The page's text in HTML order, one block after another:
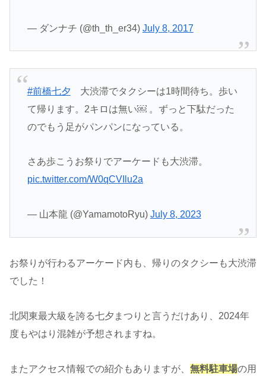
— ダンナチ (@th_th_er34) July 8, 2017
#前橋七夕 大渋滞でタクシーは1時間待ち。歩い
て帰ります。2キロは無い￼ 。ずっと下駄だった
のでもう足がパンパンになっている。
さあ歩こうお祭りでアーケードも大渋滞。
pic.twitter.com/W0qCVIlu2a
— 山本龍 (@YamamotoRyu) July 8, 2023
お祭りが行わるアーケード内も、帰りのタクシーも大渋滞
でした！
北関東最大級を誇る七夕まつりと言うだけあり、2024年
度もやはり混雑が予想されますね。
またアクセス情報での紹介もありますが、 無料駐車場の用